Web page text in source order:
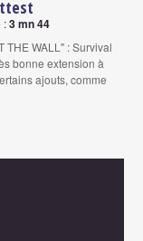
:3 mn 44
THE WALL" : Survival
bonne extension à
ajouts, comme